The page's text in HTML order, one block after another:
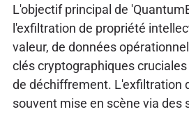
L'objectif principal de
l'exfiltration de propriété
valeur, de données
clés cryptographiques
de déchiffrement. L'exfiltration
souvent mise en scène via des